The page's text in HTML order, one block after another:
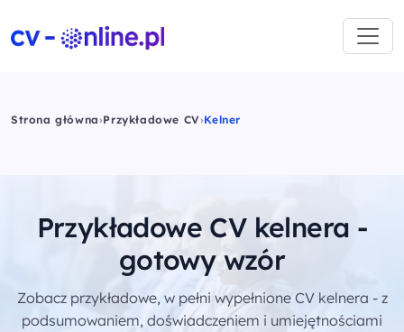
Strona główna›Przykładowe CV›Kelner
Przykładowe CV kelnera -
gotowy wzór
Zobacz przykładowe, w pełni wypełnione CV kelnera - z
podsumowaniem, doświadczeniem i umiejętnościami